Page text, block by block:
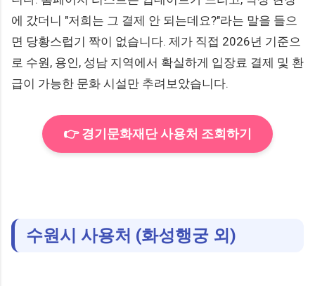
에 갔더니 "저희는 그 결제 안 되는데요?"라는 말을 들으
면 당황스럽기 짝이 없습니다. 제가 직접 2026년 기준으
로 수원, 용인, 성남 지역에서 확실하게 입장료 결제 및 환
급이 가능한 문화 시설만 추려보았습니다.
👉 경기문화재단 사용처 조회하기
수원시 사용처 (화성행궁 외)